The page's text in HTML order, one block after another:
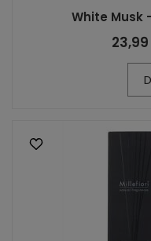
White Musk
23,99